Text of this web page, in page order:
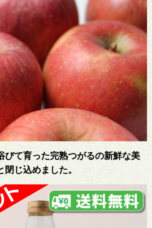
びて育った完熟つがるの新鮮な美
じ込めました。